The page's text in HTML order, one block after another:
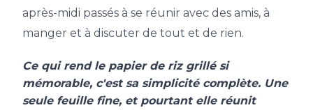
après-midi passés à se réunir avec des amis, à
manger et à discuter de tout et de rien.
Ce qui rend le papier de riz grillé si
mémorable, c'est sa simplicité complète. Une
seule feuille fine, et pourtant elle réunit